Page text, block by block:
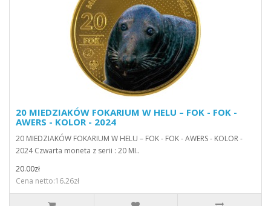
20 MIEDZIAKÓW FOKARIUM W HELU – FOK - FOK -
AWERS - KOLOR - 2024
20 MIEDZIAKÓW FOKARIUM W HELU – FOK - FOK - AWERS - KOLOR -
2024 Czwarta moneta z serii : 20 MI..
20.00zł
Cena netto:16.26zł